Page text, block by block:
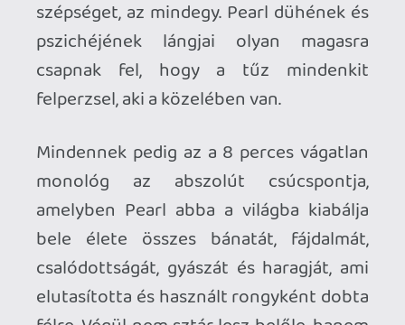
Már azXsem volt egy mindennapi film, de
Ti West aPearllel olyan magasra tette a
lécet, amit azóta is csak nagyon kevés
vonatkozó alkotás tudott megközelíteni.
Kevesebb, mint egy slasher, ám jóval
mély témákat boncolgat (és
istenigazából nem is egy történetet akar
elmesélni, hanem egy komplett
esettanulmányt mutat be egy
szellemileg megbomlott gyilkosról), de
emellett önállóan is nagyszerűen megáll
a lábán, már csak azért is, mert
lényegében teljesen újraértelmezi annak